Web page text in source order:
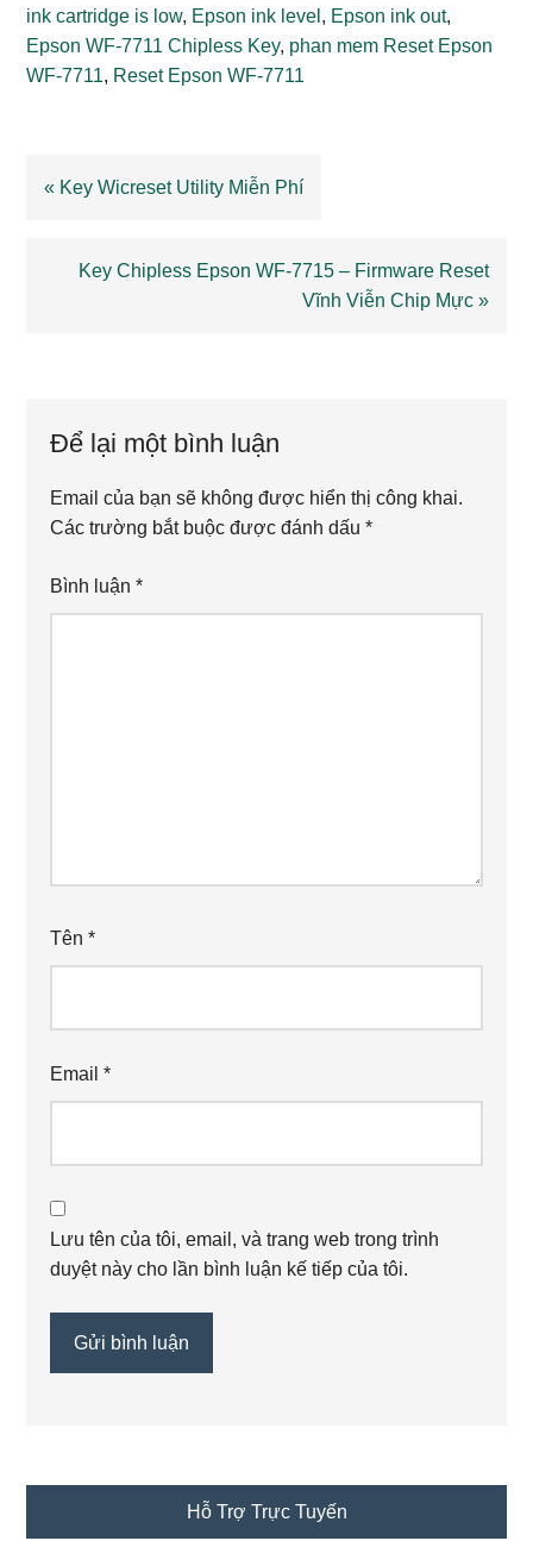
ink cartridge is low, Epson ink level , Epson ink out,
Epson WF-7711 Chipless Key, phan mem Reset Epson
WF-7711, Reset Epson WF-7711
Previous
« Key Wicreset Utility Miễn Phí
Next
Key Chipless Epson WF-7715 – Firmware Reset
Vĩnh Viễn Chip Mực »
Để lại một bình luận
Email của bạn sẽ không được hiển thị công khai.
Các trường bắt buộc được đánh dấu*
Bình luận*
Tên*
Email*
Lưu tên của tôi, email, và trang web trong trình
duyệt này cho lần bình luận kế tiếp của tôi.
Hỗ Trợ Trực Tuyến